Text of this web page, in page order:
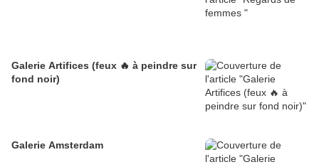
Galerie Artifices (feux 🔥 à peindre sur
fond noir)
Galerie Amsterdam